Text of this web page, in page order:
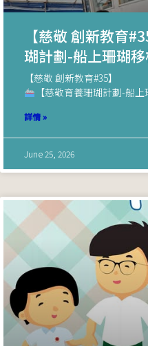
【慈敬 創新教育
瑚計劃-船上珊瑚移
【慈敬 創新教育#35】
【慈敬育養珊瑚計劃-船上
詳情 »
June 25, 2026